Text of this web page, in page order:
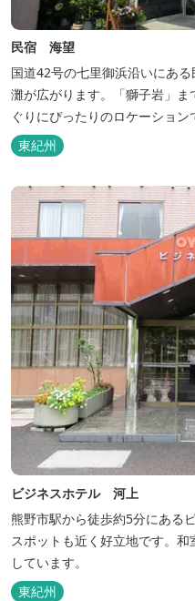
民宿 海望
国道42号の七里御浜沿いにあ
灘が広がります。「獅子岩」
ぐりにぴったりのロケーション
東紀州
ビジネスホテル 河上
熊野市駅から徒歩約5分にある
スポットも近く好立地です。
しています。
東紀州